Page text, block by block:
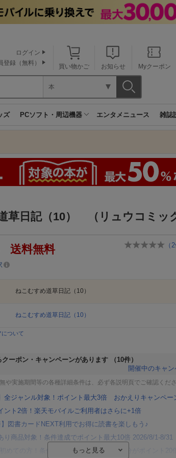
買い物かご お知らせ Myクーポン
ログイン
登録（無料）
本
ズ PCソフト・周辺機器 エンタメニュース 雑誌
草日記（10） （リュウコミッ
（ 2
送料無料
ねこむすめ道草日記（10）
ねこむすめ道草日記（10）
について
ーポン・キャンペーンがあります
（10件）
開催中のキャ
や実施期間等の各種詳細条件は、必ず各説明頁でご確認くださ
全ジャンル対象！ポイント最大3倍 おかえりキャンペー
ント2倍！楽天モバイルご利用者はさらに+1倍
】図書カードNEXT利用でお得に読書を楽しもう♪
り商品対象！条件達成でポイント最大10倍 2026/8/1-8/31
めての方！条件達成で楽天ブックス購入分がポイント20倍